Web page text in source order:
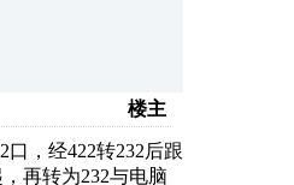
楼主
口，经422转232后跟
再转为232与电脑